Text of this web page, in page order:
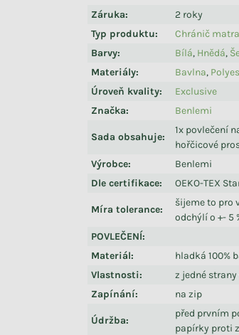
Záruka:
2 roky
Typ produktu: Chránič
Barvy: Bílá, Hnědá,
Materiály: Bavlna,
Úroveň kvality:
Exclusive
Značka: Benlemi
Sada obsahuje:
1x povlečení
hořčicové
Výrobce:
Benlemi
Dle certifikace: OEKO-TEX
Míra tolerance:
šijeme to pro
odchýlí o +- 5
POVLEČENÍ:
Materiál:
hladká 100%
Vlastnosti:
z jedné
Zapínání: na zip
Údržba:
před prvním
papírky proti